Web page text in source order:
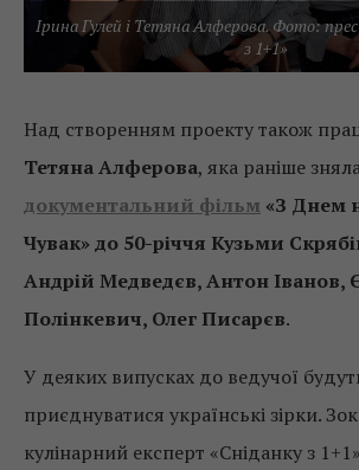
Ірина Гулей і Тетяна Алферова. Фото:
з 1+1»
Над створенням проекту також
Тетяна Алферова, яка раніше
документальний фільм «З Днем
Чувак» до 50-річчя Кузьми
Андрій Медведєв, Антон Іванов,
Полінкевич, Олег Писарєв.
У деяких випусках до ведучої
приєднуватися українські зірки.
кулінарний експерт «Сніданку з